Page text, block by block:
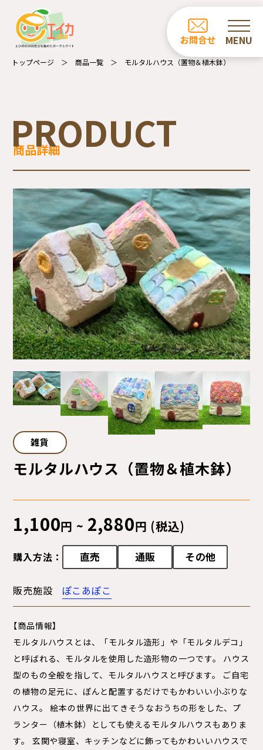
トップページ 商品一覧 モルタルハウス（置物＆植木鉢）
お問合せ
事業所の紹介
エイカについて
受注業務について
サイトマップ
プライバシーポリシー
ご利用ガイド
PRODUCT
商品詳細
雑貨
モルタルハウス（置物＆植木鉢）
1,100円 ~ 2,880円 (税込)
購入方法： 直売 通販 その他
販売施設 ぽこあぽこ
【商品情報】
モルタルハウスとは、「モルタル造形」や「モルタルデコ」
と呼ばれる、モルタルを使用した造形物の一つです。 ハウス
型のもの全般を指して、モルタルハウスと呼びます。 ご自宅
の植物の足元に、ぽんと配置するだけでもかわいい小ぶりな
ハウス。 絵本の世界に出てきそうなおうちの形をした、プ
ランター（植木鉢）としても使えるモルタルハウスもありま
す。 玄関や寝室、キッチンなどに飾ってもかわいいハウスで